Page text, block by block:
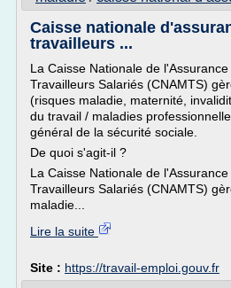
Caisse nationale
travailleurs ...
La Caisse Nationale de
Travailleurs Salariés (CNAMTS)
(risques maladie, maternité,
du travail / maladies
général de la sécurité sociale.
De quoi s'agit-il ?
La Caisse Nationale de
Travailleurs Salariés (CNAMTS)
maladie...
Lire la suite
Site : https://travail-emploi.gouv.fr